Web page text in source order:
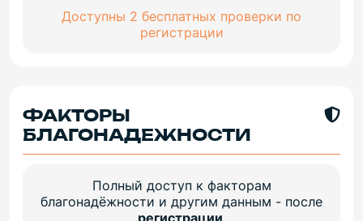
Доступны 2 бесплатных проверки по
регистрации
ФАКТОРЫ
БЛАГОНАДЕЖНОСТИ
Полный доступ к факторам
благонадёжности и другим данным - после
регистрации.